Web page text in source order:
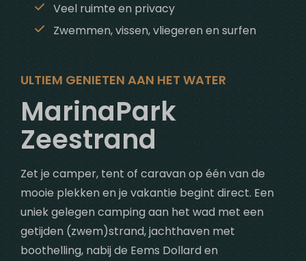
Veel ruimte en privacy
Zwemmen, vissen, vliegeren en surfen
ULTIEM GENIETEN AAN HET WATER
MarinaPark
Zeestrand
Zet je camper, tent of caravan op één van de
mooie plekken en je vakantie begint direct. Een
uniek gelegen camping aan het wad met een
getijden (zwem)strand, jachthaven met
boothelling, nabij de Eems Dollard en